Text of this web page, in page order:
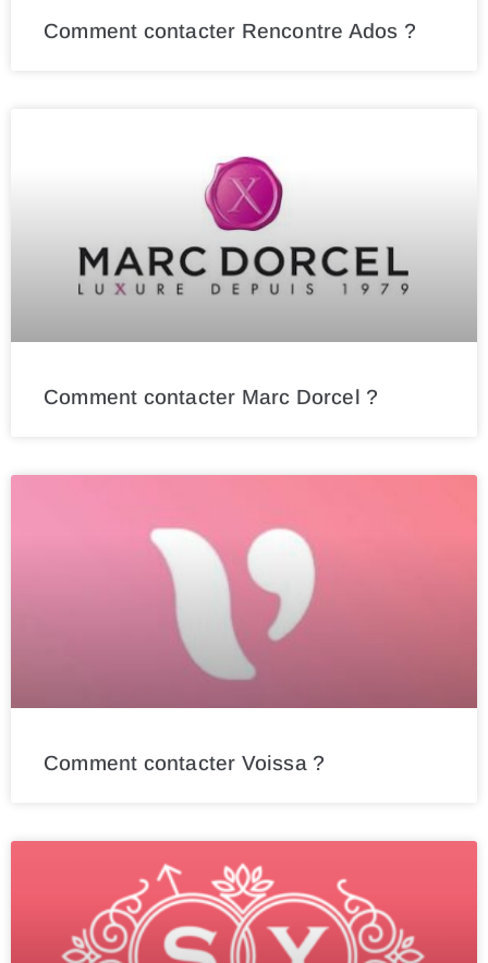
Comment contacter Rencontre Ados ?
Comment contacter Marc Dorcel ?
Comment contacter Voissa ?